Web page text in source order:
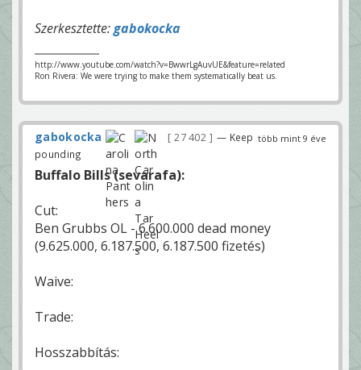
Szerkesztette:gabokocka
http://www.youtube.com/watch?v=BwwrLgAuvUE&feature=related
Ron Rivera: We were trying to make them systematically beat us.
több mint 9 éve
gabokocka 27 402
— Keep
pounding
Buffalo Bills (sevarafa):
Cut:
Ben Grubbs OL - 6.600.000 dead money
(9.625.000, 6.187.500, 6.187.500 fizetés)
Waive:
Trade:
Hosszabbítás: